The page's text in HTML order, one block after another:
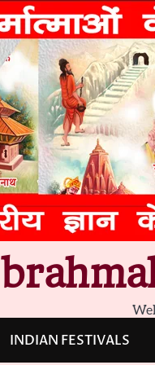
INDIAN FESTIVALS